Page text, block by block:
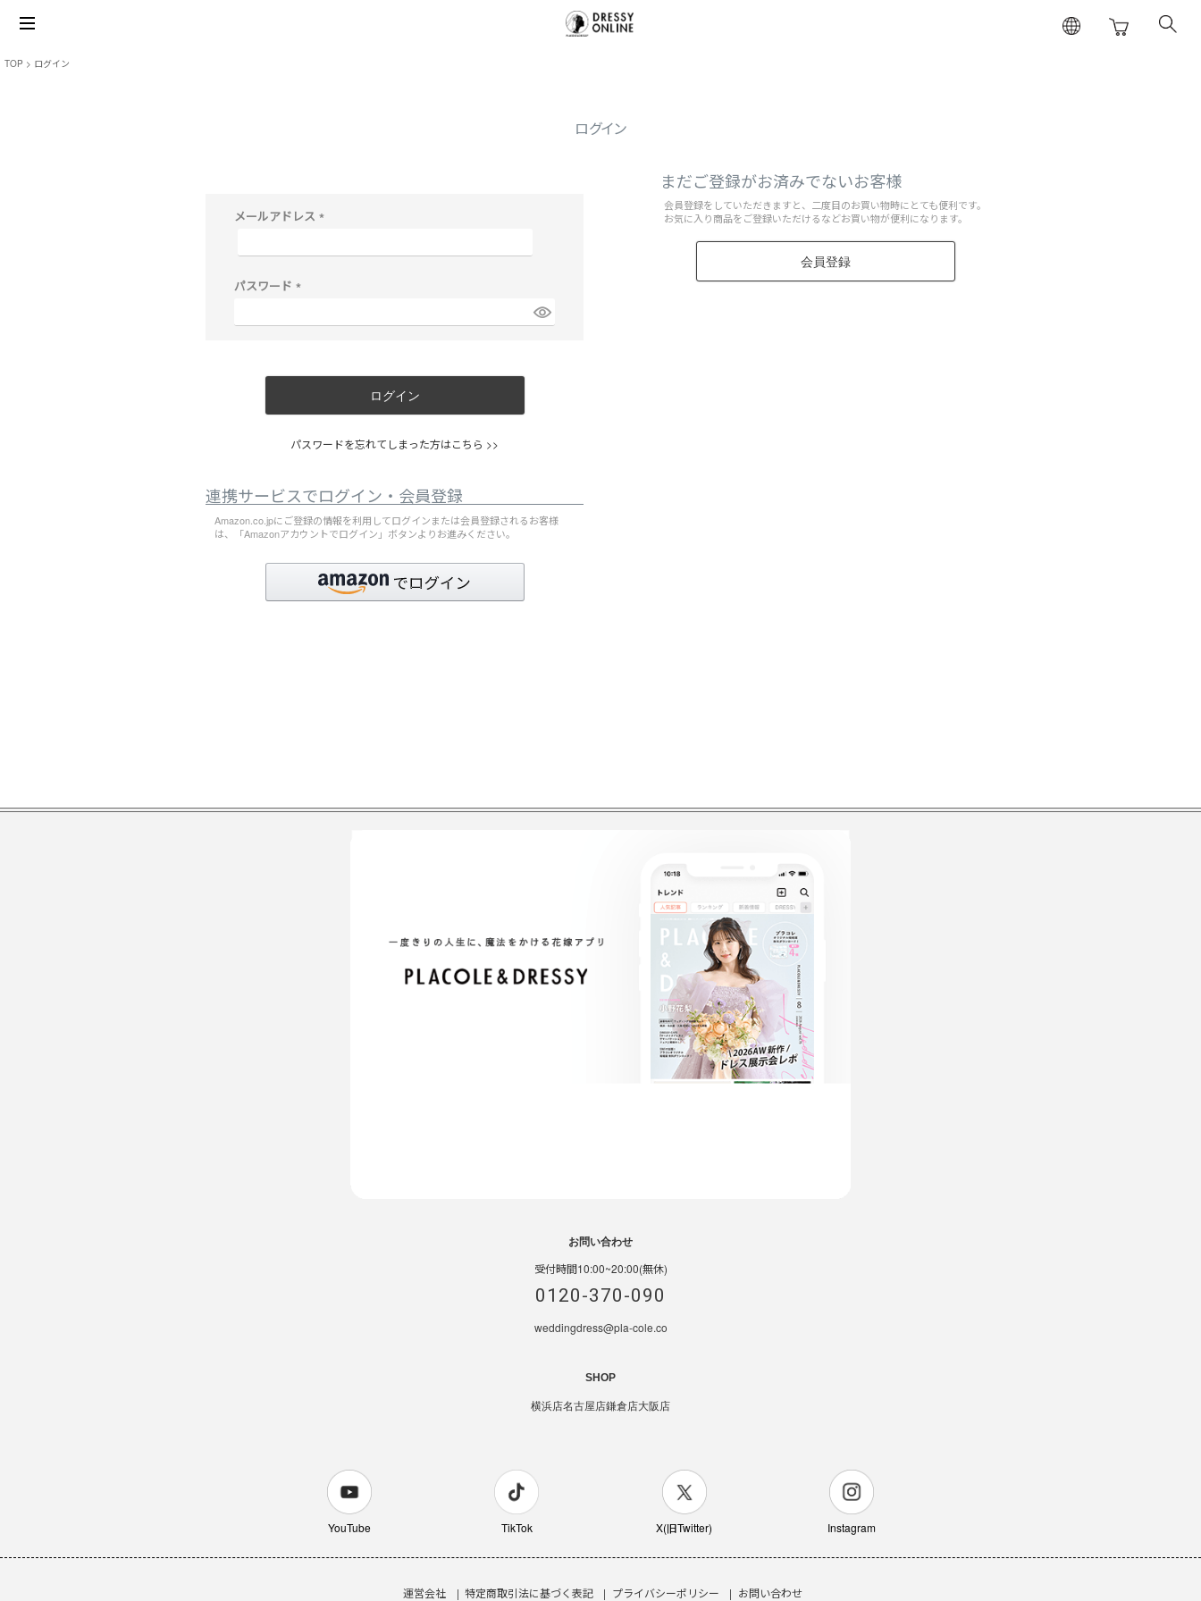
TOP ログイン
ログイン
メールアドレス
必
パスワード
必
ログイン
パスワードを忘れてしまった方はこちら >>
連携サービスでログイン・会員登録
Amazon.co.jpにご登録の情報を利用してログインまたは会員登録されるお客様
は、「Amazonアカウントでログイン」ボタンよりお進みください。
まだご登録がお済みでないお客様
会員登録をしていただきますと、二度目のお買い物時にとても便利です。
お気に入り商品をご登録いただけるなどお買い物が便利になります。
会員登録
お問い合わせ
受付時間10:00~20:00(無休)
0120-370-090
weddingdress@pla-cole.co
SHOP
横浜店名古屋店鎌倉店大阪店
YouTube TikTok X(旧Twitter) Instagram
運営会社 特定商取引法に基づく表記 プライバシーポリシー お問い合わせ